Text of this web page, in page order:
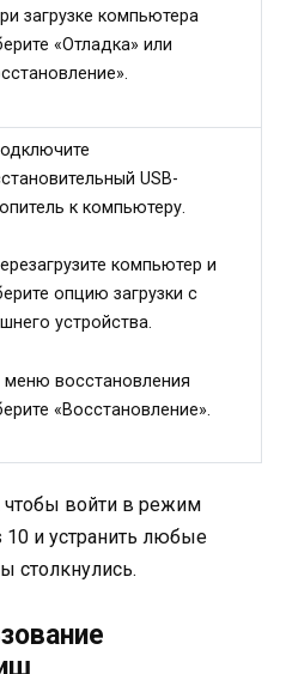
загрузке компьютера
«Отладка» или
USB-
к компьютеру.
компьютер и
опцию загрузки с
устройства.
меню восстановления
«Восстановление».
чтобы войти в режим
10 и устранить любые
столкнулись.